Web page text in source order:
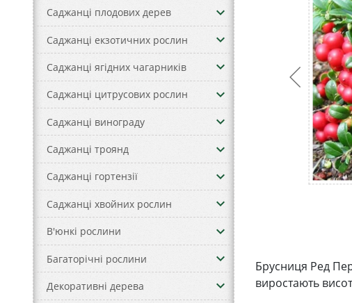
Саджанці плодових дерев keyboard_arrow_down
Саджанці екзотичних рослин keyboard_arrow_down
Саджанці ягідних чагарників keyboard_arrow_down
Саджанці цитрусових рослин keyboard_arrow_down
Саджанці винограду keyboard_arrow_down
Саджанці троянд keyboard_arrow_down
Саджанці гортензії keyboard_arrow_down
Саджанці хвойних рослин keyboard_arrow_down
В'юнкі рослини keyboard_arrow_down
Багаторічні рослини keyboard_arrow_down
Декоративні дерева keyboard_arrow_down
Брусниця Ред
виростають